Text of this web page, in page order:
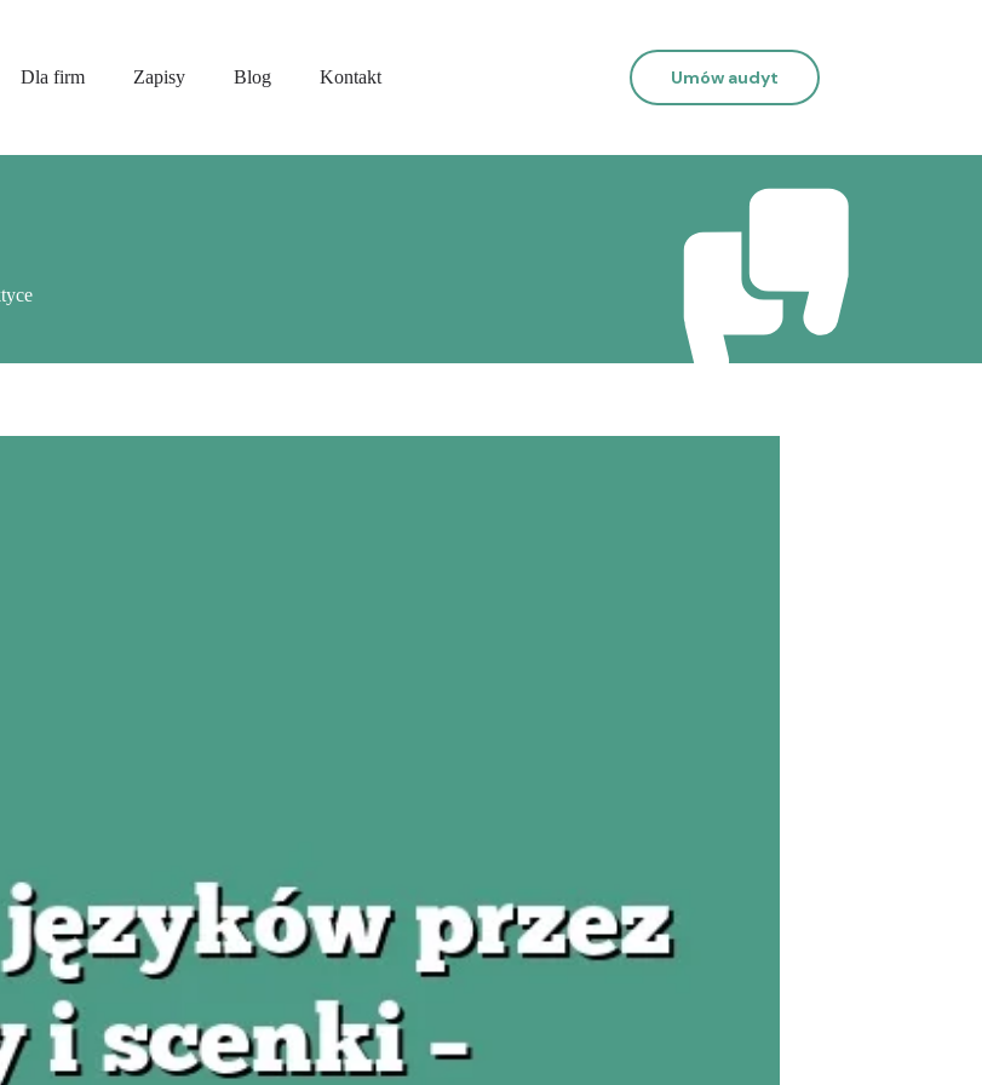
Dla firm Zapisy Blog Kontakt Umów audyt